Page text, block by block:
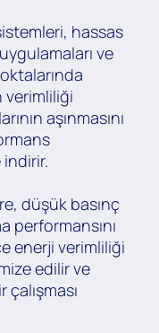
hassas
ve
verimliliği
aşınmasını
indirir.
düşük basınç
performansını
enerji verimliliği
edilir ve